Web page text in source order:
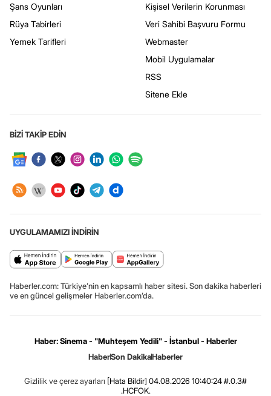
Şans Oyunları
Rüya Tabirleri
Yemek Tarifleri
Kişisel Verilerin Korunması
Veri Sahibi Başvuru Formu
Webmaster
Mobil Uygulamalar
RSS
Sitene Ekle
BİZİ TAKİP EDİN
UYGULAMAMIZI İNDİRİN
Haberler.com: Türkiye’nin en kapsamlı haber sitesi. Son dakika haberleri
ve en güncel gelişmeler Haberler.com’da.
Haber: Sinema - "Muhteşem Yedili" - İstanbul - Haberler
HaberSon DakikaHaberler
Gizlilik ve çerez ayarları [Hata Bildir] 04.08.2026 10:40:24 #.0.3#
.HCFOK.